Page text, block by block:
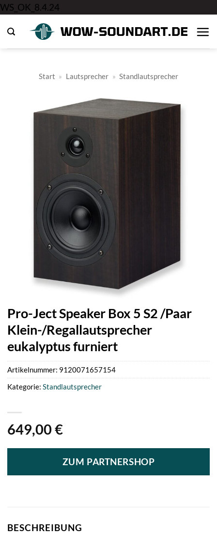
WS_OK_8.4.24
springen
Start » Lautsprecher » Standlautsprecher
Pro-Ject Speaker Box 5 S2 /Paar
Klein-/Regallautsprecher
eukalyptus furniert
649,00 €
ZUM PARTNERSHOP
Artikelnummer: 9120071657154
Kategorie: Standlautsprecher
BESCHREIBUNG